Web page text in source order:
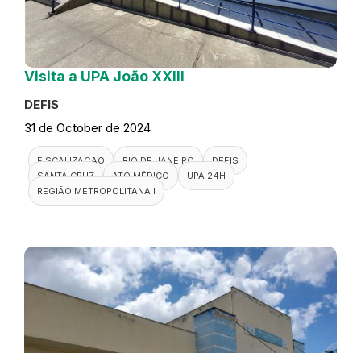
Visita a UPA João XXIII
DEFIS
31 de October de 2024
FISCALIZAÇÃO RIO DE JANEIRO
DEFIS
SANTA CRUZ
ATO MÉDICO
UPA 24H
REGIÃO METROPOLITANA I